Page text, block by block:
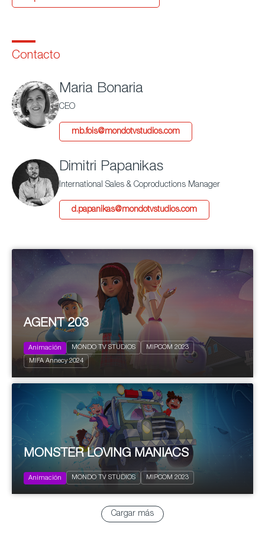
Contacto
Maria Bonaria
CEO
mb.fois@mondotvstudios.com
Dimitri Papanikas
International Sales & Coproductions Manager
d.papanikas@mondotvstudios.com
2023 26 x 22'
Infantil y Juvenil
Acción y aventuras
AGENT 203
Animación MONDO TV STUDIOS MIPCOM 2023
MIFA Annecy 2024
52 x 11'
Infantil y Juvenil
MONSTER LOVING MANIACS
Animación MONDO TV STUDIOS MIPCOM 2023
Cargar más